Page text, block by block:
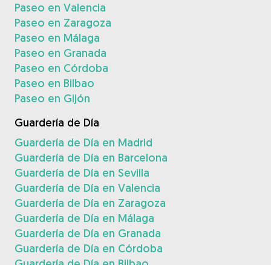
Paseo en Valencia
Paseo en Zaragoza
Paseo en Málaga
Paseo en Granada
Paseo en Córdoba
Paseo en Bilbao
Paseo en Gijón
Guardería de Día
Guardería de Día en Madrid
Guardería de Día en Barcelona
Guardería de Día en Sevilla
Guardería de Día en Valencia
Guardería de Día en Zaragoza
Guardería de Día en Málaga
Guardería de Día en Granada
Guardería de Día en Córdoba